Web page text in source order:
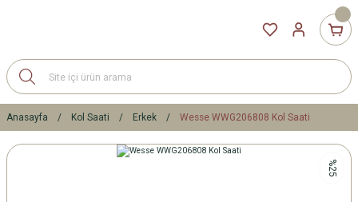
Anasayfa Kol Saati Erkek Wesse WWG206808 Kol Saati
%25